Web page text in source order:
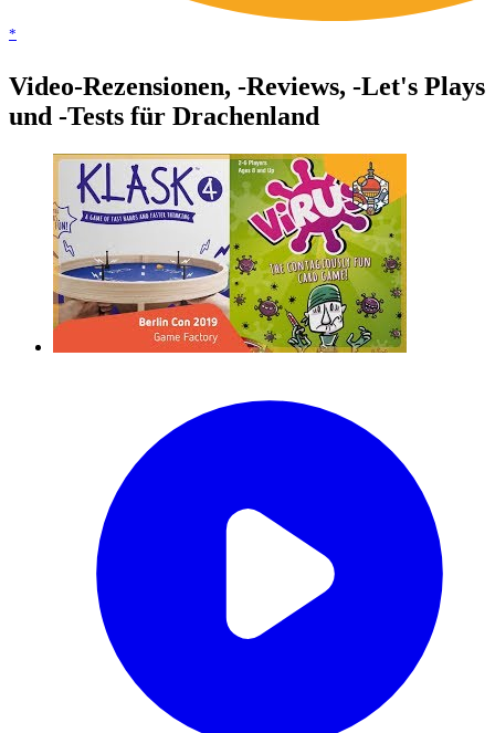
*
Video-Rezensionen, -Reviews, -Let's Plays
und -Tests für Drachenland